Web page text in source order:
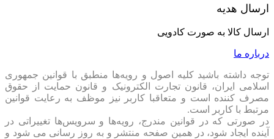
قابلیت انتخاب ده ها جلوه و رنگ مختلف فراهم شده است. علاوه بر
اسکلت فوق العاده مستحکم با طراحی مدرن
ورق فولادی با ضخامت حداکثر 0.6mm در کنار طراحی مدرن
اسکلت کیس GRIFFIN G1 سبب شده تا شاهد بدنه ای فوق العاده
ارسال هدیه
ارسال کالا به صورت کادویی
درباره ما
توجه داشته باشید کلیه اصول و رویه‏‌ها منطبق با قوانین جمهوری
اسلامی ایران، قانون تجارت الکترونیک و قانون حمایت از حقوق
مصرف کننده است و متعاقبا کاربر نیز موظف به رعایت قوانین
مرتبط با کاربر است.
در صورتی که در قوانین مندرج، رویه‏‌ها و سرویس‏‌ها تغییراتی در
آینده ایجاد شود، در همین صفحه منتشر و به روز رسانی می شود و